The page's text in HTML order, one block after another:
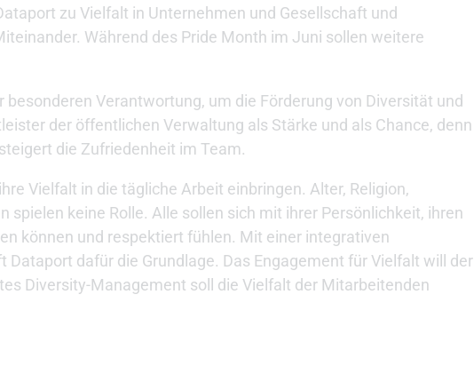
zu Vielfalt in Unternehmen und Gesellschaft und
Während des Pride Month im Juni sollen weitere
Verantwortung, um die Förderung von Diversität und
der öffentlichen Verwaltung als Stärke und als Chance, denn
die Zufriedenheit im Team.
Vielfalt in die tägliche Arbeit einbringen. Alter, Religion,
keine Rolle. Alle sollen sich mit ihrer Persönlichkeit, ihren
können und respektiert fühlen. Mit einer integrativen
dafür die Grundlage. Das Engagement für Vielfalt will der
Diversity-Management soll die Vielfalt der Mitarbeitenden